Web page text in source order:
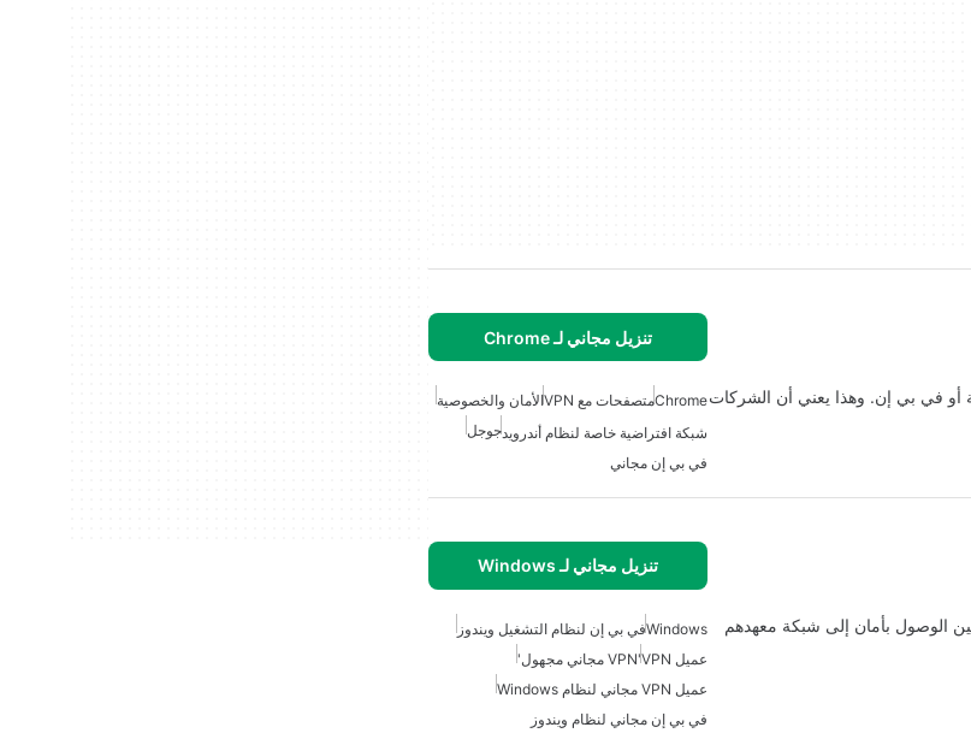
تنزيل مجاني لـ Chrome
أو في بي إن. وهذا يعني أن الشركاتChromeمتصفحات مع VPN
الأمان والخصوصية
شبكة افتراضية خاصة لنظام أندرويدجوجل
في بي إن مجاني
تنزيل مجاني لـ Windows
الوصول بأمان إلى شبكة معهدهم
Windowsفي بي إن لنظام التشغيل ويندوز
عميل VPN
'VPN مجاني مجهول'
عميل VPN مجاني لنظام Windows
في بي إن مجاني لنظام ويندوز